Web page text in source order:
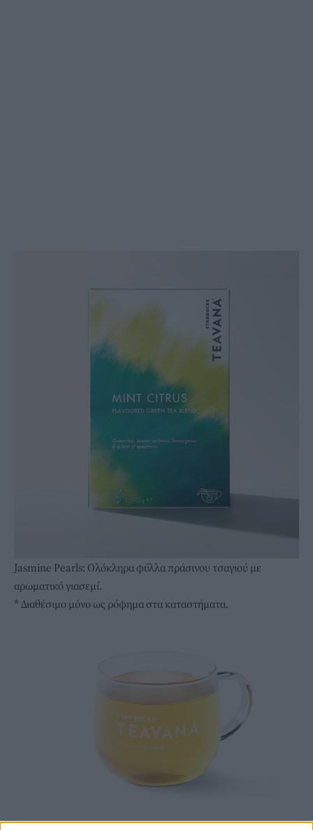
Jasmine Pearls: Ολόκληρα φύλλα πράσινου τσαγιού με
αρωματικό γιασεμί.
* Διαθέσιμο μόνο ως ρόφημα στα καταστήματα.